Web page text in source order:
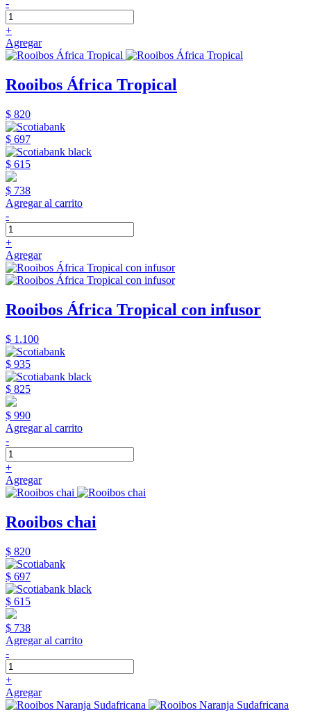
-
+
Agregar
Rooibos África Tropical
$ 820
$ 697
$ 615
$ 738
Agregar al carrito
-
+
Agregar
Rooibos África Tropical con infusor
$ 1.100
$ 935
$ 825
$ 990
Agregar al carrito
-
+
Agregar
Rooibos chai
$ 820
$ 697
$ 615
$ 738
Agregar al carrito
-
+
Agregar